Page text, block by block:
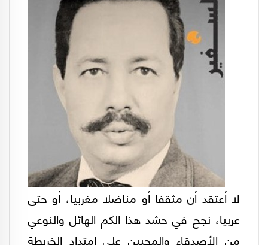
لا أعتقد أن مثقفا أو مناضلا مغربيا، أو حتى
عربيا، نجح في حشد هذا الكم الهائل والنوعي
من الأصدقاء والمحبين على امتداد الخريطة